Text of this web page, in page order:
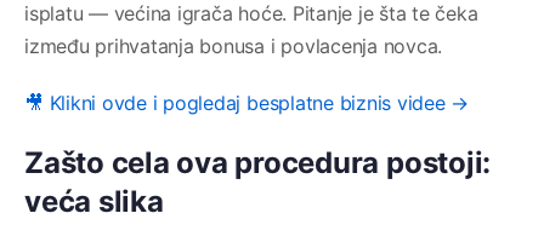
isplatu — većina igrača hoće. Pitanje je šta te čeka
između prihvatanja bonusa i povlacenja novca.
🎥 Klikni ovde i pogledaj besplatne biznis videe →
Zašto cela ova procedura postoji:
veća slika